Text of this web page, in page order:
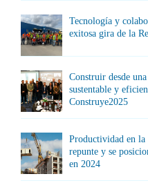
Tecnología y
exitosa gira de la
Construir desde
sustentable y
Construye2025
Productividad en la
repunte y se
en 2024